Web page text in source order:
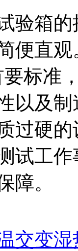
验箱
便直
标准
以及
过硬
试工
障。
交变